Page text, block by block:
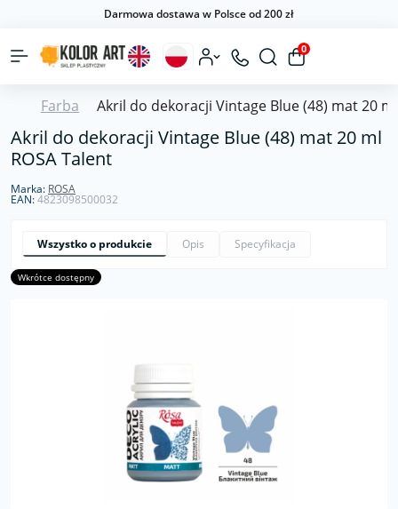
Darmowa dostawa w Polsce od 200 zł
0
Farba Akril do dekoracji Vintage Blue (48) mat 20
Akril do dekoracji Vintage Blue (48) mat 20 ml
ROSA Talent
Marka: ROSA
EAN:4823098500032
Wszystko o produkcie Opis Specyfikacja
Wkrótce dostępny